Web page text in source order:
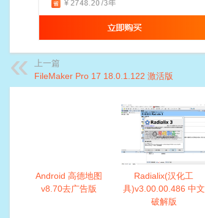
上一篇
FileMaker Pro 17 18.0.1.122 激活版
Android 高德地图
v8.70去广告版
Radialix(汉化工
具)v3.00.00.486 中文
破解版